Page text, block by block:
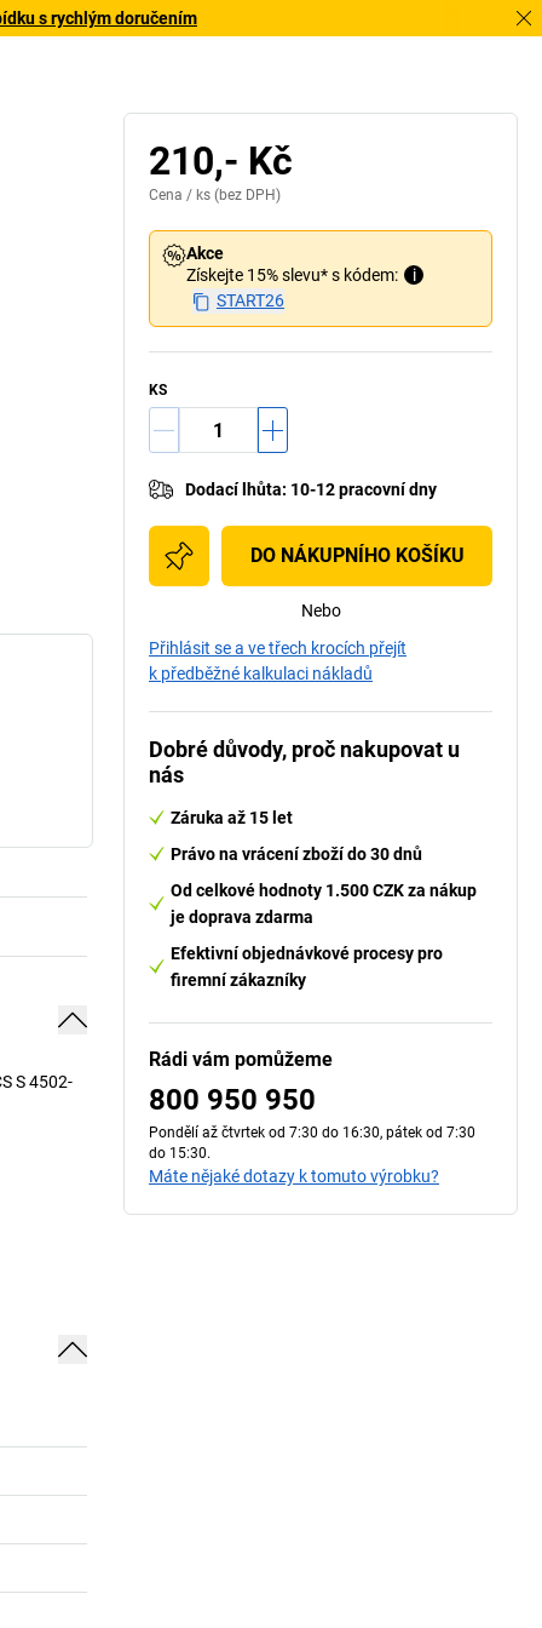
s rychlým doručením
S 4502-
210,- Kč
Cena / ks (bez DPH)
Akce
Získejte 15% slevu* s kódem:
i
START26
KS
Dodací lhůta: 10-12 pracovní dny
DO NÁKUPNÍHO KOŠÍKU
Nebo
Přihlásit se a ve třech krocích přejít
k předběžné kalkulaci nákladů
Dobré důvody, proč nakupovat u
nás
Záruka až 15 let
Právo na vrácení zboží do 30 dnů
Od celkové hodnoty 1.500 CZK za nákup
je doprava zdarma
Efektivní objednávkové procesy pro
firemní zákazníky
Rádi vám pomůžeme
800 950 950
Pondělí až čtvrtek od 7:30 do 16:30, pátek od 7:30
do 15:30.
Máte nějaké dotazy k tomuto výrobku?